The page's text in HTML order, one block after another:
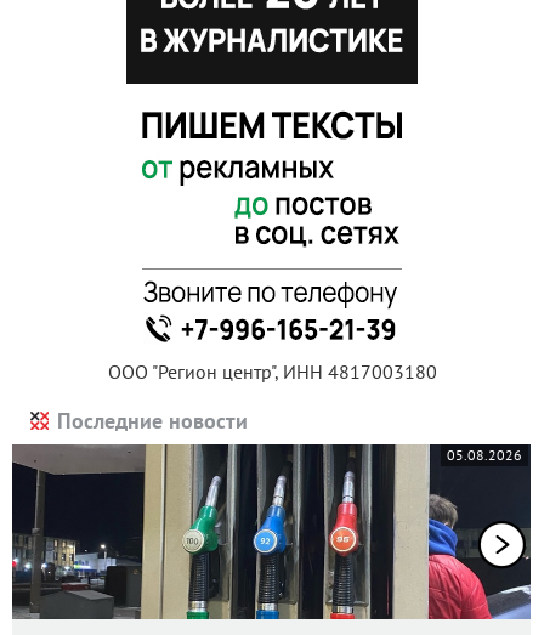
ООО "Регион центр", ИНН 4817003180
Последние новости
05.08.2026